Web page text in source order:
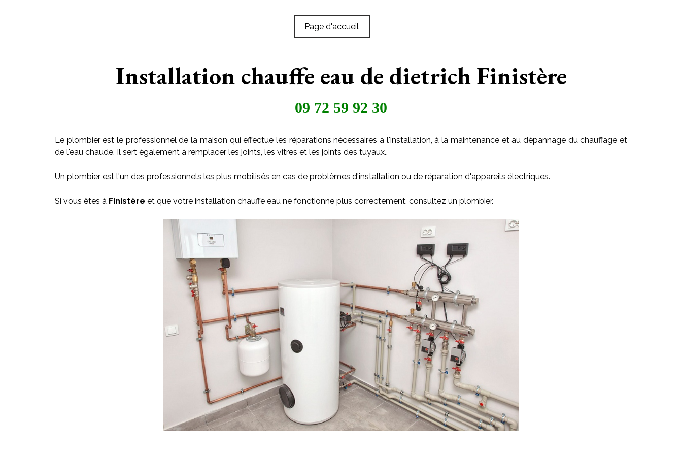
Page d'accueil
Installation chauffe eau de dietrich Finistère
09 72 59 92 30
Le plombier est le professionnel de la maison qui effectue les réparations nécessaires à l'installation, à la maintenance et au dépannage du chauffage et
de l'eau chaude. Il sert également à remplacer les joints, les vitres et les joints des tuyaux..
Un plombier est l'un des professionnels les plus mobilisés en cas de problèmes d'installation ou de réparation d'appareils électriques.
Si vous êtes à Finistère et que votre installation chauffe eau ne fonctionne plus correctement, consultez un plombier.